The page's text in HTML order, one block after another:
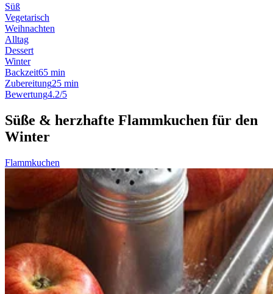
Süß
Vegetarisch
Weihnachten
Alltag
Dessert
Winter
Backzeit65 min
Zubereitung25 min
Bewertung4.2/5
Süße & herzhafte Flammkuchen für den
Winter
Flammkuchen